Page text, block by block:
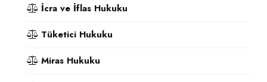
İcra ve İflas Hukuku
Tüketici Hukuku
Miras Hukuku